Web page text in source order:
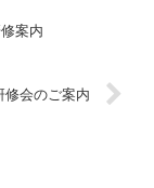
案内
修会のご案内